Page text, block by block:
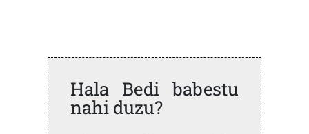
Hala Bedi babestu
nahi duzu?